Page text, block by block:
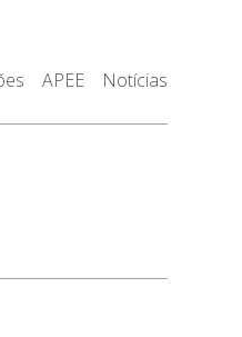
APEE Notícias